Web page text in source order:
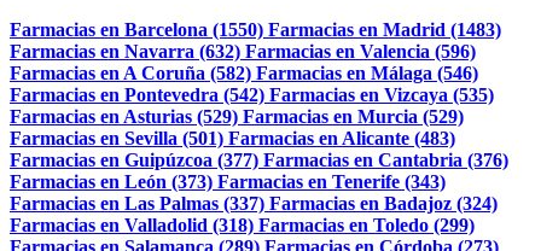
Farmacias en Barcelona (1550) Farmacias en Madrid (1483)
Farmacias en Navarra (632) Farmacias en Valencia (596)
Farmacias en A Coruña (582) Farmacias en Málaga (546)
Farmacias en Pontevedra (542) Farmacias en Vizcaya (535)
Farmacias en Asturias (529) Farmacias en Murcia (529)
Farmacias en Sevilla (501) Farmacias en Alicante (483)
Farmacias en Guipúzcoa (377) Farmacias en Cantabria (376)
Farmacias en León (373) Farmacias en Tenerife (343)
Farmacias en Las Palmas (337) Farmacias en Badajoz (324)
Farmacias en Valladolid (318) Farmacias en Toledo (299)
Farmacias en Salamanca (289) Farmacias en Córdoba (273)